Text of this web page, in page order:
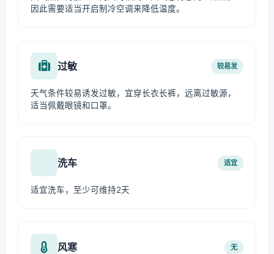
因此需要适当开启制冷空调来降低温度。
过敏 较易发
天气条件较易诱发过敏，宜穿长衣长裤，远离过敏源，
适当佩戴眼镜和口罩。
洗车 适宜
适宜洗车，至少可维持2天
风寒 无